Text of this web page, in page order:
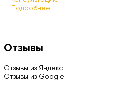
Подробнее
Отзывы
Отзывы из Яндекс
Отзывы из Google